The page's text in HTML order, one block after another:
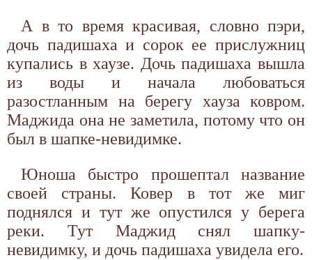
А в то время красивая, словно пэри,
дочь падишаха и сорок ее прислужниц
купались в хаузе. Дочь падишаха вышла
из воды и начала любоваться
разостланным на берегу хауза ковром.
Маджида она не заметила, потому что он
был в шапке-невидимке.
Юноша быстро прошептал название
своей страны. Ковер в тот же миг
поднялся и тут же опустился у берега
реки. Тут Маджид снял шапку-
невидимку, и дочь падишаха увидела его.